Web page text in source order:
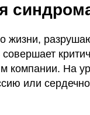
жизни,
компании. На
или